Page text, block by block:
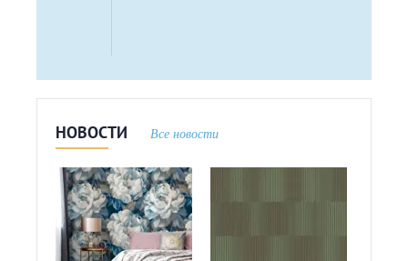
НОВОСТИ Все новости